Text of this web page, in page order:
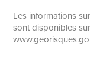
Les informations
sont disponibles